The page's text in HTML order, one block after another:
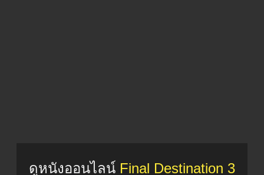
ดูหนังออนไลน์ Final Destination 3